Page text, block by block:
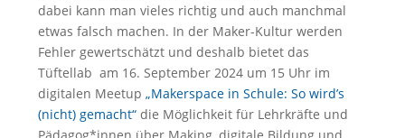
dabei kann man vieles richtig und auch manchmal
etwas falsch machen. In der Maker-Kultur werden
Fehler gewertschätzt und deshalb bietet das
Tüftellab am 16. September 2024 um 15 Uhr im
digitalen Meetup „Makerspace in Schule: So wird’s
(nicht) gemacht“ die Möglichkeit für Lehrkräfte und